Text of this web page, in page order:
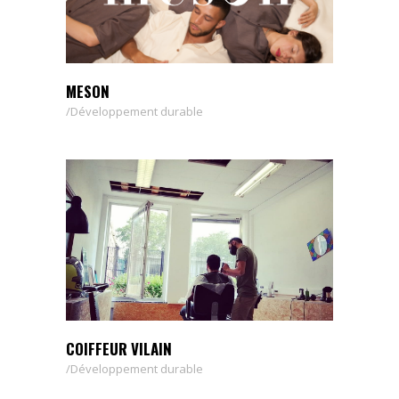
MESON
Développement durable
COIFFEUR VILAIN
Développement durable